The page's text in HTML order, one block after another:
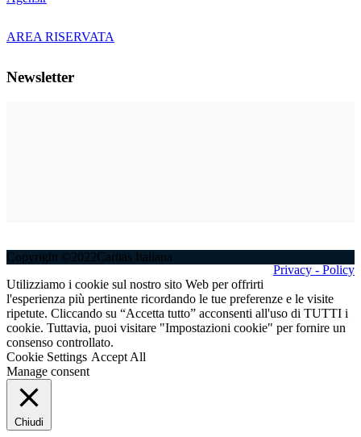
AREA RISERVATA
Newsletter
Privacy - Policy
Copyright ©2022Caritas Italiana
Utilizziamo i cookie sul nostro sito Web per offrirti
l'esperienza più pertinente ricordando le tue preferenze e le visite
ripetute. Cliccando su “Accetta tutto” acconsenti all'uso di TUTTI i
cookie. Tuttavia, puoi visitare "Impostazioni cookie" per fornire un
consenso controllato.
Cookie Settings Accept All
Manage consent
Chiudi